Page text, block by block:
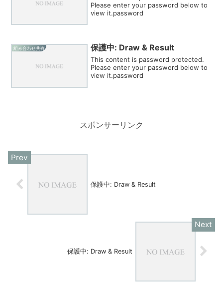
Please enter your password below to
view it.password
組み合わせ共有 保護中: Draw & Result
This content is password protected.
Please enter your password below to
view it.password
スポンサーリンク
保護中: Draw & Result
保護中: Draw & Result